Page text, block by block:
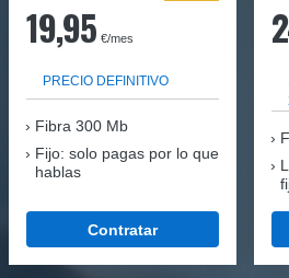
19,95 €/mes
PRECIO DEFINITIVO
Fibra 300 Mb
Fijo: solo pagas por lo que
hablas
Contratar